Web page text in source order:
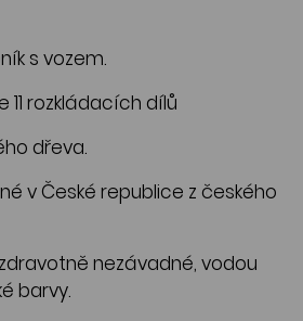
s vozem.
11 rozkládacích dílů
dřeva.
v České republice z českého
nezávadné, vodou
barvy.